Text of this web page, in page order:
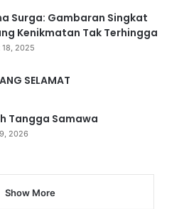
Surga: Gambaran Singkat
Kenikmatan Tak Terhingga
18, 2025
SELAMAT
Tangga Samawa
2026
Show More